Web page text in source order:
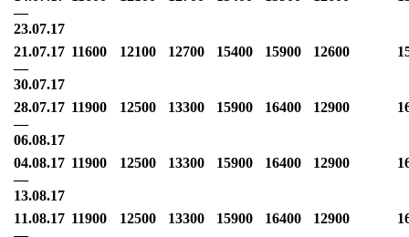
—
23.07.17
21.07.17
—
30.07.17
11600 12100 12700 15400 15900 12600
28.07.17
—
06.08.17
11900 12500 13300 15900 16400 12900
04.08.17
—
13.08.17
11900 12500 13300 15900 16400 12900
11.08.17 11900 12500 13300 15900 16400 12900